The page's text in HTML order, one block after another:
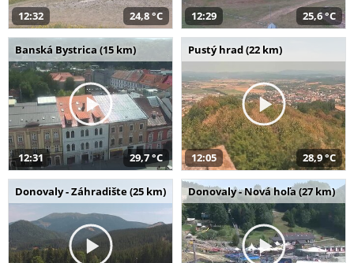
12:32 24,8 °C 12:29 25,6 °C
Banská Bystrica (15 km)
12:31 29,7 °C
Pustý hrad (22 km)
12:05 28,9 °C
Donovaly - Záhradište (25 km) Donovaly - Nová hoľa (27 km)